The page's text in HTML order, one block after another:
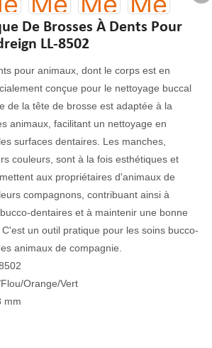
De Brosses À Dents Pour
LL-8502
pour animaux, dont le corps est en
conçue pour le nettoyage buccal
de la tête de brosse est adaptée à la
animaux, facilitant un nettoyage en
surfaces dentaires. Les manches,
couleurs, sont à la fois esthétiques et
aux propriétaires d'animaux de
compagnons, contribuant ainsi à
dentaires et à maintenir une bonne
un outil pratique pour les soins bucco-
animaux de compagnie.
Orange/Vert
mm